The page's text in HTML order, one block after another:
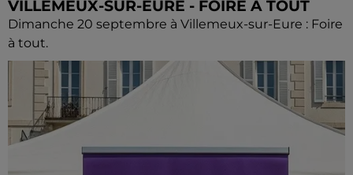
VILLEMEUX-SUR-EURE - FOIRE À TOUT
Dimanche 20 septembre à Villemeux-sur-Eure : Foire
à tout.